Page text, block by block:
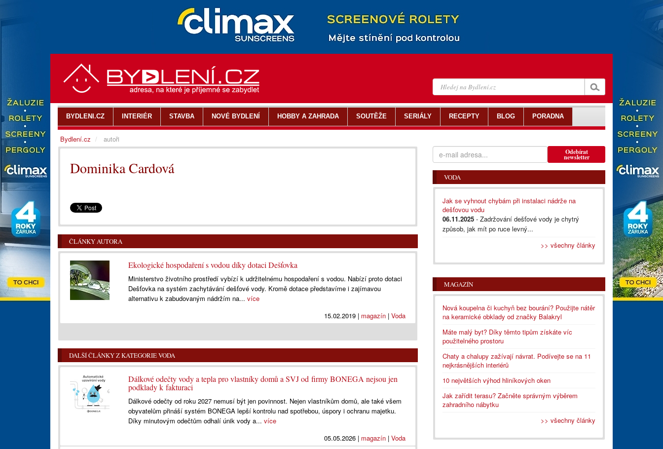
Dominika Cardová
ČLÁNKY AUTORA
Ekologické hospodaření s vodou díky dotaci Dešťovka
Ministerstvo životního prostředí vybízí k udržitelnému hospodaření s vodou. Nabízí proto dotaci
Dešťovka na systém zachytávání dešťové vody. Kromě dotace představíme i zajímavou
alternativu k zabudovaným nádržím na...více
15.02.2019| magazín| Voda
DALŠÍ ČLÁNKY Z KATEGORIE VODA
Dálkové odečty vody a tepla pro vlastníky domů a SVJ od firmy BONEGA nejsou jen
podklady k fakturaci
Dálkové odečty od roku 2027 nemusí být jen povinnost. Nejen vlastníkům domů, ale také všem
obyvatelům přináší systém BONEGA lepší kontrolu nad spotřebou, úspory i ochranu majetku.
Díky minutovým odečtům odhalí únik vody a...více
05.05.2026| magazín| Voda
Odebírat
newsletter
VODA
Jak se vyhnout chybám při instalaci nádrže na
dešťovou vodu
06.11.2025 - Zadržování dešťové vody je chytrý
způsob, jak mít po ruce levný...
>> všechny články
MAGAZÍN
Nová koupelna či kuchyň bez bourání? Použijte nátěr
na keramické obklady od značky Balakryl
Máte malý byt? Díky těmto tipům získáte víc
použitelného prostoru
Chaty a chalupy zažívají návrat. Podívejte se na 11
nejkrásnějších interiérů
10 největších výhod hliníkových oken
Jak zařídit terasu? Začněte správným výběrem
zahradního nábytku
>> všechny články
BYDLENI.CZ INTERIÉR STAVBA NOVÉ BYDLENÍ HOBBY A ZAHRADA SOUTĚŽE SERIÁLY RECEPTY BLOG PORADNA
Bydlení.cz autoři